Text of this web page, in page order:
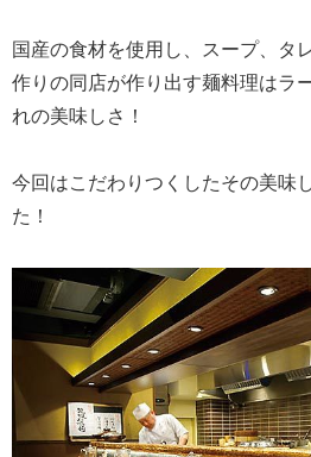
国産の食材を使用し、スープ、タ
作りの同店が作り出す麺料理はラ
れの美味しさ！
今回はこだわりつくしたその美味
た！